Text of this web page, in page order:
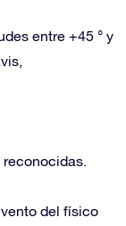
entre +45 ° y
del físico